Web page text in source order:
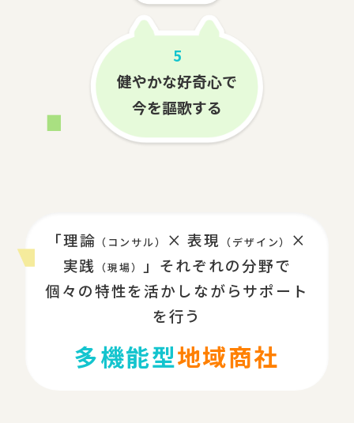
5
健やかな好奇心で
今を謳歌する
「理論 （コンサル） × 表現 （デザイン）
×
実践 （現場）
」それぞれの分野で
個々の特性を活かしながらサポート
を行う
多機能型地域商社